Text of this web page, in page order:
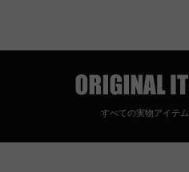
すべての実物アイテム